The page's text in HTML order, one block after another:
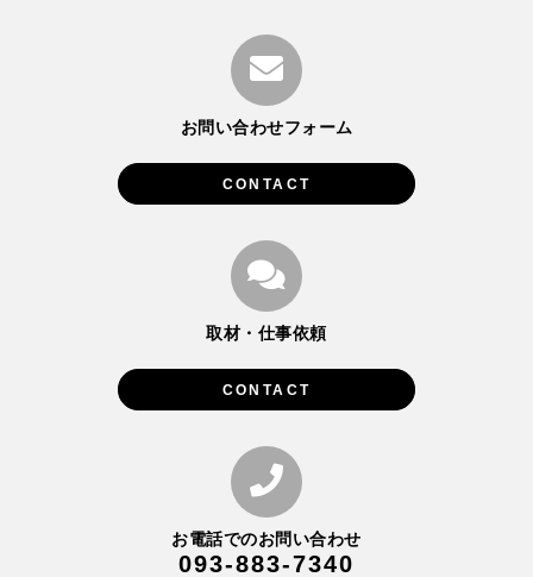
お問い合わせフォーム
CONTACT
取材・仕事依頼
CONTACT
お電話でのお問い合わせ
093-883-7340